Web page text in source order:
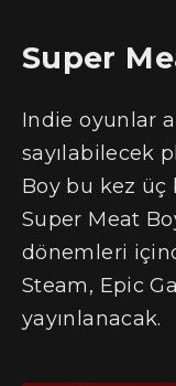
Super
Indie oyunlar
sayılabilecek
Boy bu kez üç
Super Meat
dönemleri
Steam, Epic
yayınlanacak.